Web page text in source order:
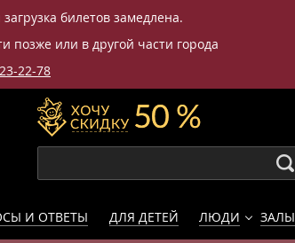
билетов замедлена.
позже или в другой части города
22-78
И ОТВЕТЫ ДЛЯ ДЕТЕЙ ЛЮДИ ЗАЛЫ